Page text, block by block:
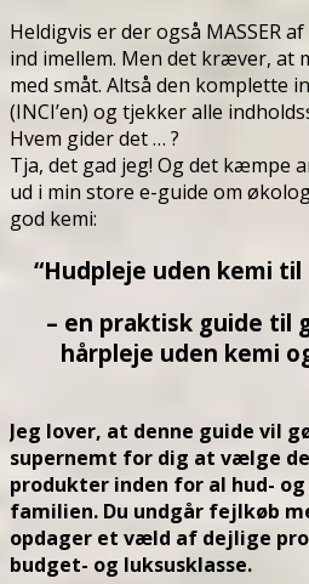
Heldigvis er der også MASSER
ind imellem. Men det kræver, at
med småt. Altså den komplette
(INCI’en) og tjekker alle
Hvem gider det … ?
Tja, det gad jeg! Og det kæmpe
ud i min store e-guide om
god kemi:
“Hudpleje uden kemi
– en praktisk guide til
hårpleje uden kemi
Jeg lover, at denne guide vil
supernemt for dig at vælge
produkter inden for al hud-
familien. Du undgår fejlkøb
opdager et væld af dejlige
budget- og luksusklasse.